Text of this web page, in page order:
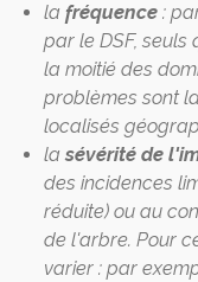
la fréquence :
par le DSF,
la moitié des
problèmes sont
localisés
lasévérité de
des incidences
réduite) ou au
de l'arbre. Pour
varier : par